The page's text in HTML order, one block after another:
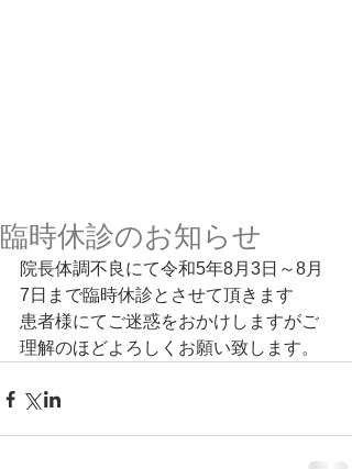
臨時休診のお知らせ
院長体調不良にて令和5年8月3日～8月
7日まで臨時休診とさせて頂きます
患者様にてご迷惑をおかけしますがご
理解のほどよろしくお願い致します。